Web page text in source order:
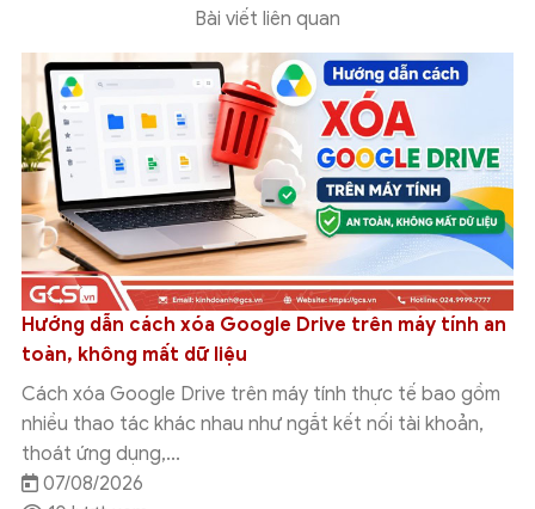
Bài viết liên quan
tính an
bao gồm
khoản,
Tích hợp Google Drive với Grok Studio:
cách kết nối chi tiết
Tích hợp Google Drive với Grok Studio
đưa tài liệu đang lưu trên Google Drive
làm việc với Grok...